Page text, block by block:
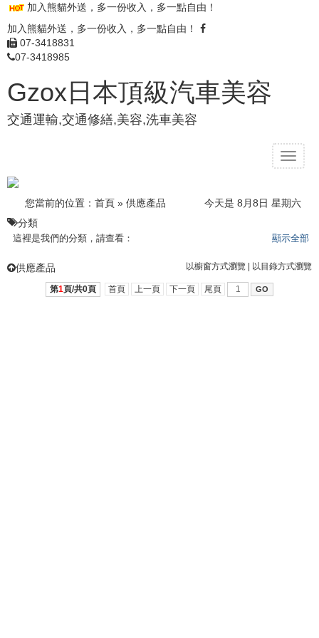
加入熊貓外送，多一份收入，多一點自由！
加入熊貓外送，多一份收入，多一點自由！
07-3418831
07-3418985
Gzox日本頂級汽車美容
交通運輸,交通修繕,美容,洗車美容
T
o
g
n
v
今天是 8月8日 星期六
您當前的位置： 首頁 » 供應產品
分類
顯示全部
這裡是我們的分類，請查看：
以櫥窗方式瀏覽 以目錄方式瀏覽
供應產品
第1頁/共0頁 首頁 上一頁 下一頁 尾頁